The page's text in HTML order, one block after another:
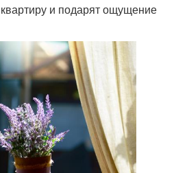
и подарят ощущение